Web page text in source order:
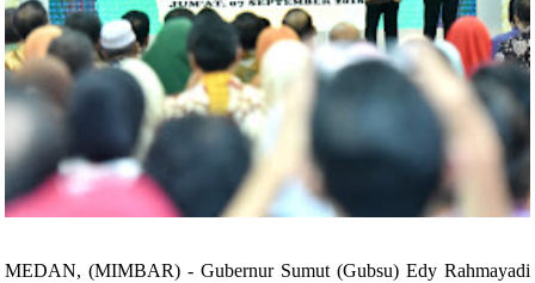
MEDAN, (MIMBAR) - Gubernur Sumut (Gubsu) Edy Rahmayadi